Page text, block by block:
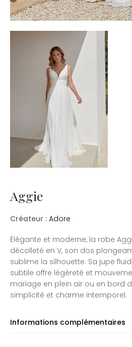
Aggie
Créateur : Adore
Élégante et moderne, la robe
décolleté en V, son dos
sublime la silhouette. Sa jupe
subtile offre légèreté et
mariage en plein air ou en bord
simplicité et charme intemporel.
Informations complémentaires